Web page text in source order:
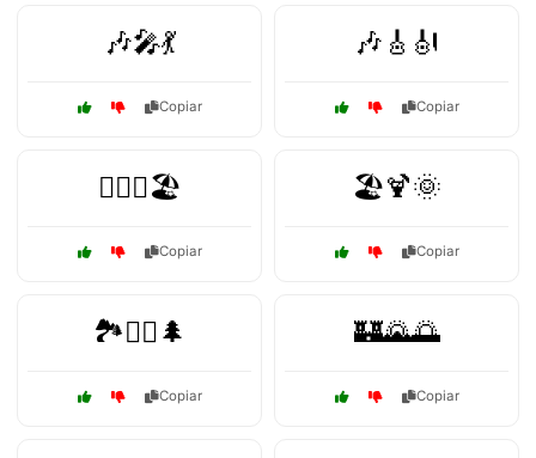
🎶🎤💃
Copiar
🎶🎸🎻
Copiar
🏄‍♂️🌊🏖️
Copiar
🏖️🍹🌞
Copiar
🏞️🚶‍♀️🌲
Copiar
🏰🌄🌅
Copiar